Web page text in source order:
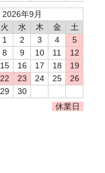
2026年9月
火 水 木 金
土
1
2 3 4
5
8 9 10 11
12
15 16 17 18
19
22 23 24 25
26
29
30
休業日